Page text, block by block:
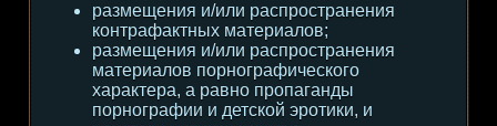
размещения и/или распространения
контрафактных материалов;
размещения и/или распространения
материалов порнографического
характера, а равно пропаганды
порнографии и детской эротики, и